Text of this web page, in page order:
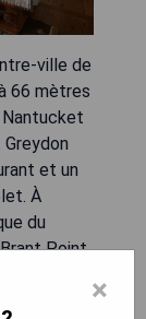
ville de
66 mètres
Nantucket
et un
À
du
Point
×